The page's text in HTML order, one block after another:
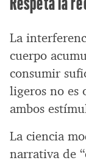
La
cuerpo
consumir
ligeros no es
ambos
La ciencia
narrativa de